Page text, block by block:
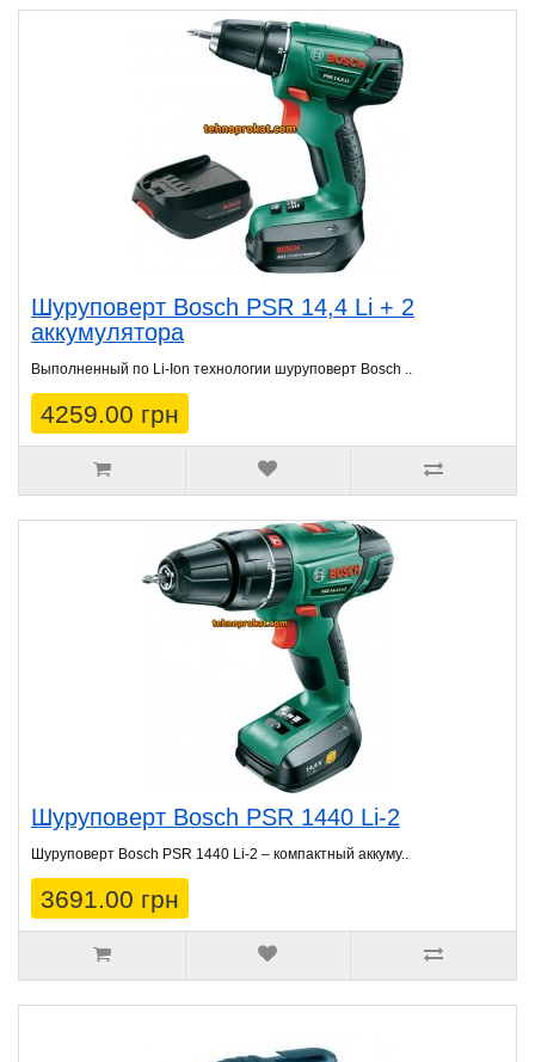
Шуруповерт Bosch PSR 14,4 Li + 2
аккумулятора
Выполненный по Li-Ion технологии шуруповерт Bosch ..
4259.00 грн
Шуруповерт Bosch PSR 1440 Li-2
Шуруповерт Bosch PSR 1440 Li-2 – компактный аккуму..
3691.00 грн